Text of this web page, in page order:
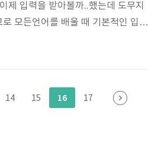
입력을 받아볼까..했는데 도무지
모든언어를 배울 때 기본적인 입출
보고..근데 배운 기억이 없는 겁니
이라는 함수..
14 15 16 17